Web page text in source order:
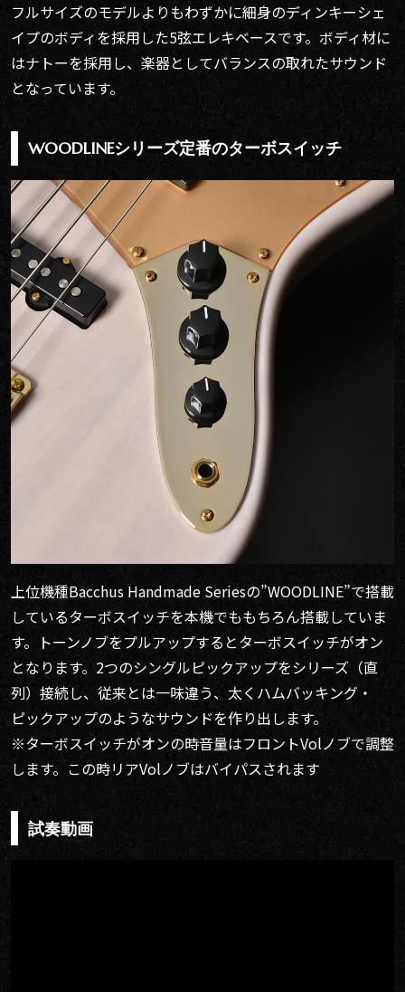
フルサイズのモデルよりもわずかに細身のディンキーシェ
イプのボディを採用した5弦エレキベースです。ボディ材に
はナトーを採用し、楽器としてバランスの取れたサウンド
となっています。
WOODLINEシリーズ定番のターボスイッチ
上位機種Bacchus Handmade Seriesの”WOODLINE”で搭載
しているターボスイッチを本機でももちろん搭載していま
す。トーンノブをプルアップするとターボスイッチがオン
となります。2つのシングルピックアップをシリーズ（直
列）接続し、従来とは一味違う、太くハムバッキング・
ピックアップのようなサウンドを作り出します。
※ターボスイッチがオンの時音量はフロントVolノブで調整
します。この時リアVolノブはバイパスされます
試奏動画